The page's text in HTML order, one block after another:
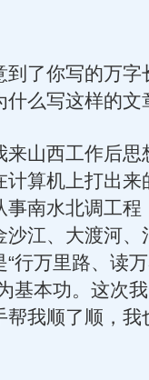
了你写的万字
什么写这样的文
山西工作后思
算机上打出来
南水北调工程
江、大渡河、
行万里路、读
基本功。这次
我顺了顺，我